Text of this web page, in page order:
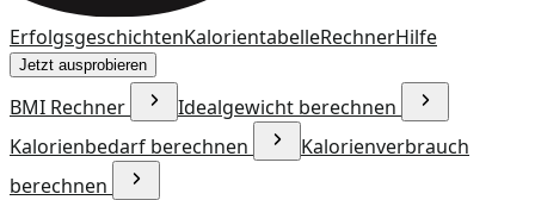
ErfolgsgeschichtenKalorientabelleRechnerHilfe
Jetzt ausprobieren
BMI Rechner
Idealgewicht berechnen
Kalorienbedarf berechnen
Kalorienverbrauch
berechnen